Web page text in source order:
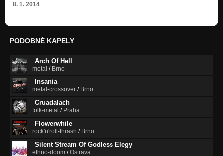
8. 1. 2014
PODOBNÉ KAPELY
Arch Of Hell
metal / Brno
Insania
metal-crossover / Brno
Cruadalach
folk-metal / Praha
Flowerwhile
rock'n'roll-thrash / Brno
Silent Stream Of Godless Elegy
ethno-doom /Ostrava